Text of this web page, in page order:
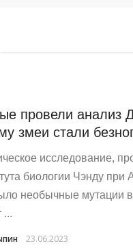
провели анализ
змеи стали
исследование,
биологии Чэнду при
необычные мутации
...
23.06.2023